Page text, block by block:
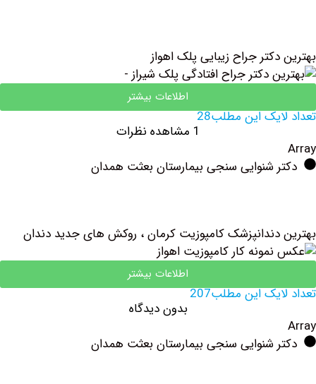
جراح زیبایی پلک اهواز
اطلاعات بیشتر
این مطلب28
شنوایی سنجی بیمارستان بعثت همدان
کامپوزیت کرمان ، روکش های جدید دندان
اطلاعات بیشتر
این مطلب207
بدون دیدگاه
شنوایی سنجی بیمارستان بعثت همدان